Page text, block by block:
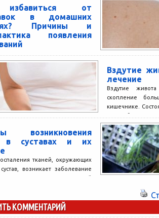
от
в домашних
Причины и
появления
на коже, то является
нашего внутреннего негатива.
и...
Вздутие
лечение
Вздутие
скопление
кишечнике.
может быть
возникновения
в суставах и их
тканей, окружающих
возникает заболевание
плечелопаточный
КОММЕНТАРИЙ